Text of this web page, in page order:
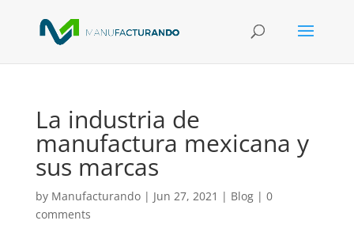
La industria de
manufactura mexicana y
sus marcas
by Manufacturando| Jun 27, 2021 | Blog| 0
comments